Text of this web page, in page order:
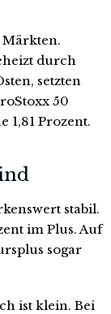
Märkten.
durch
setzten
50
1,81 Prozent.
stabil.
im Plus. Auf
sogar
ist klein. Bei